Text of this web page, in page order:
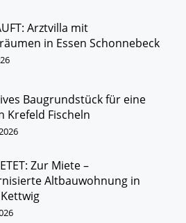
Arztvilla mit
in Essen Schonnebeck
Baugrundstück für eine
Krefeld Fischeln
Zur Miete –
Altbauwohnung in